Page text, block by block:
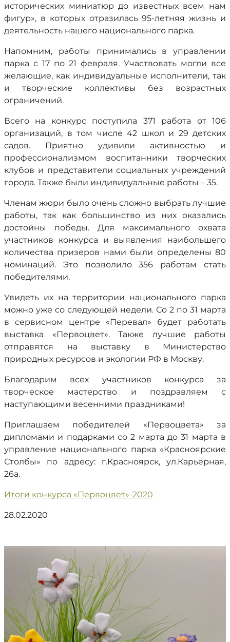
исторических миниатюр до известных всем нам
фигур», в которых отразилась 95-летняя жизнь и
деятельность нашего национального парка.
Напомним, работы принимались в управлении
парка с 17 по 21 февраля. Участвовать могли все
желающие, как индивидуальные исполнители, так
и творческие коллективы без возрастных
ограничений.
Всего на конкурс поступила 371 работа от 106
организаций, в том числе 42 школ и 29 детских
садов. Приятно удивили активностью и
профессионализмом воспитанники творческих
клубов и представители социальных учреждений
города. Также были индивидуальные работы – 35.
Членам жюри было очень сложно выбрать лучшие
работы, так как большинство из них оказались
достойны победы. Для максимального охвата
участников конкурса и выявления наибольшего
количества призеров нами были определены 80
номинаций. Это позволило 356 работам стать
победителями.
Увидеть их на территории национального парка
можно уже со следующей недели. Со 2 по 31 марта
в сервисном центре «Перевал» будет работать
выставка «Первоцвет». Также лучшие работы
отправятся на выставку в Министерство
природных ресурсов и экологии РФ в Москву.
Благодарим всех участников конкурса за
творческое мастерство и поздравляем с
наступающими весенними праздниками!
Приглашаем победителей «Первоцвета» за
дипломами и подарками со 2 марта до 31 марта в
управление национального парка «Красноярские
Столбы» по адресу: г.Красноярск, ул.Карьерная,
26а.
Итоги конкурса «Первоцвет»-2020
28.02.2020